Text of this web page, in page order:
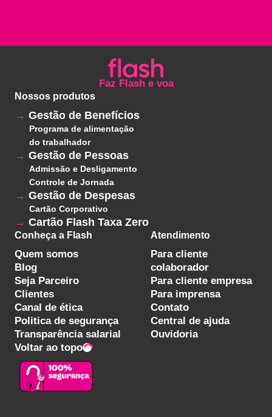
Faz Flash e voa
Nossos produtos
Gestão de Benefícios
Programa de alimentação
do trabalhador
Gestão de Pessoas
Admissão e Desligamento
Controle de Jornada
Gestão de Despesas
Cartão Corporativo
Cartão Flash Taxa Zero
Conheça a Flash
Quem somos
Blog
Seja Parceiro
Clientes
Canal de ética
Politica de segurança
Transparência salarial
Atendimento
Para cliente
colaborador
Para cliente empresa
Para imprensa
Contato
Central de ajuda
Ouvidoria
Voltar ao topo